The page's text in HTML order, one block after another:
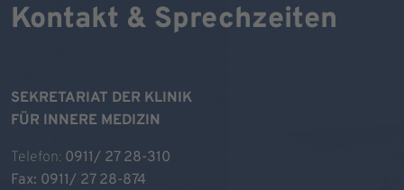
Kontakt & Sprechzeiten
SEKRETARIAT DER KLINIK
FÜR INNERE MEDIZIN
Telefon: 0911/ 27 28-310
Fax: 0911/ 27 28-874